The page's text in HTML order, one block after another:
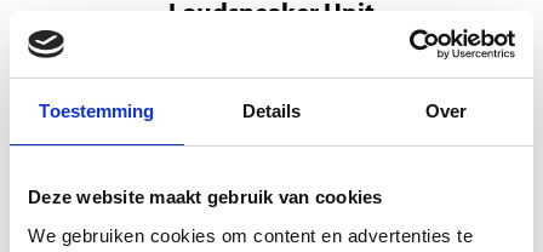
Toestemming Details Over
Deze website maakt gebruik van cookies
We gebruiken cookies om content en advertenties te
Loudspeaker Unit
Kies reparatie